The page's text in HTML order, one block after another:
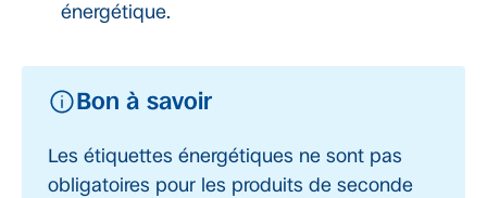
énergétique.
Bon à savoir
Les étiquettes énergétiques ne sont pas
obligatoires pour les produits de seconde